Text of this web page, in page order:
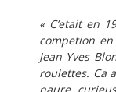
« C’etait en
competion
Jean Yves
roulettes. Ca